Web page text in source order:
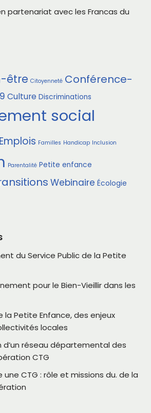
partenariat avec les Francas du
être Citoyenneté Conférence-
Culture Discriminations
social
Emplois Familles Handicap Inclusion
Parentalité Petite enfance
Webinaire Écologie
du Service Public de la Petite
pour le Bien-Vieillir dans les
la Petite Enfance, des enjeux
locales
d’un réseau départemental des
CTG
CTG : rôle et missions du. de la